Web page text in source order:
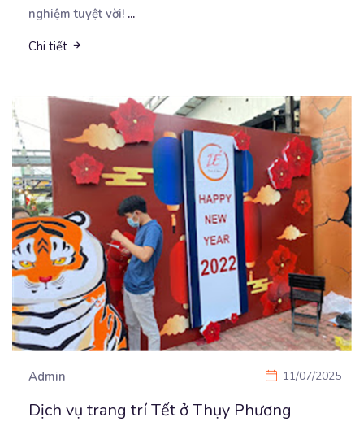
nghiệm tuyệt vời! ...
Chi tiết
Admin 11/07/2025
Dịch vụ trang trí Tết ở Thụy Phương